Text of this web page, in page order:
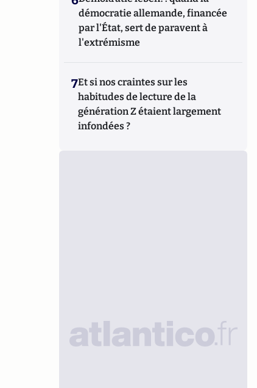
démocratie allemande, financée
par l'État, sert de paravent à
l'extrémisme
7Et si nos craintes sur les
habitudes de lecture de la
génération Z étaient largement
infondées ?